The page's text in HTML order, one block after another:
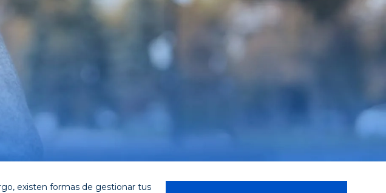
existen formas de gestionar tus